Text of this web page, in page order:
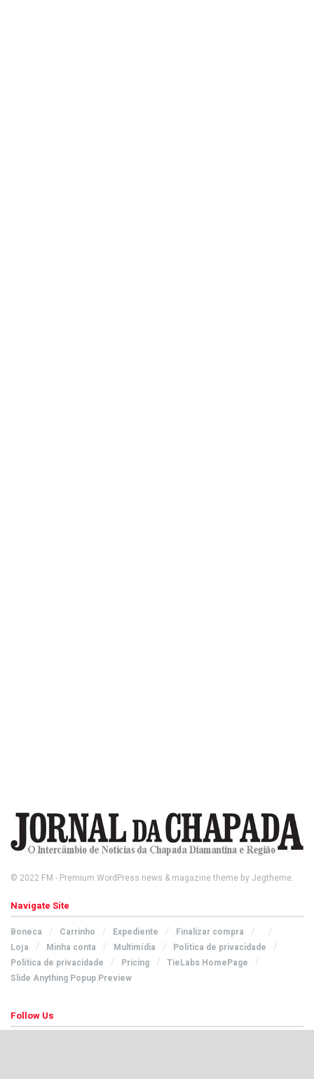
© 2022 FM - Premium WordPress news & magazine theme by Jegtheme.
Navigate Site
Boneca Carrinho Expediente
Finalizar compra
Loja
Minha conta Multimídia
Política de privacidade
Política de privacidade
Pricing
TieLabs HomePage
Slide Anything Popup Preview
Follow Us